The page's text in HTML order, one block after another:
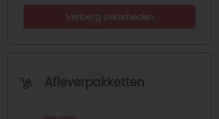
Verberg zekerheden
Afleverpakketten